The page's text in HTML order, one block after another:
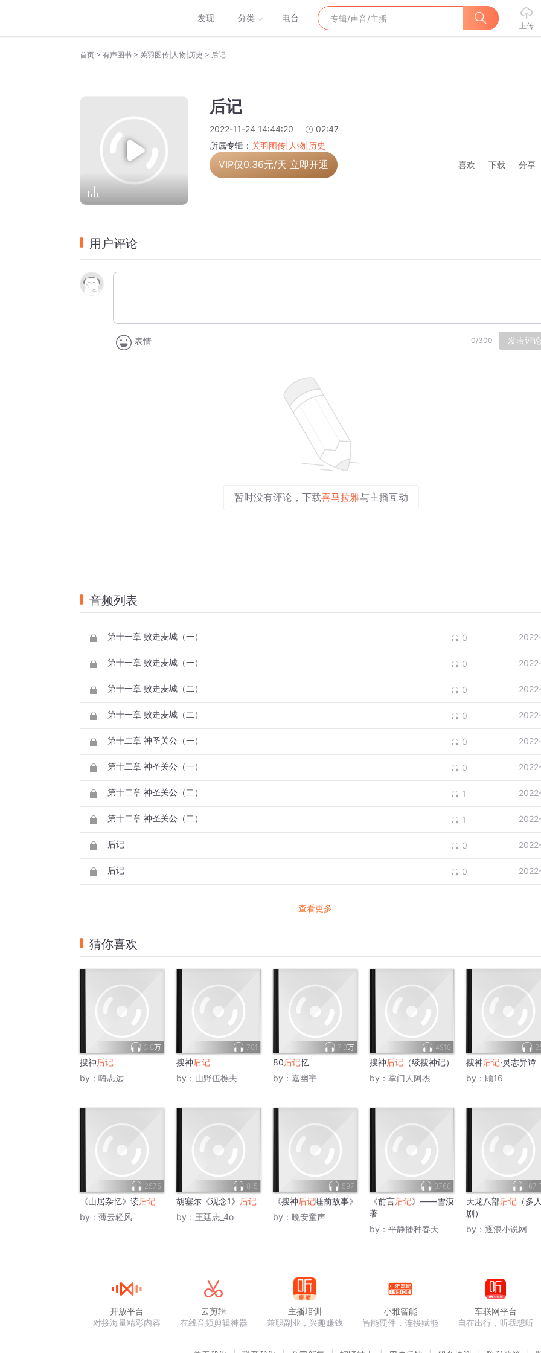
发现 分类 电台
上传
首页 > 有声图书 > 关羽图传|人物|历史 > 后记
后记
2022-11-24 14:44:20
02:47
所属专辑： 关羽图传|人物|历史
VIP仅0.36元/天 立即开通 喜欢 下载 分享
用户评论
表情 0/300 发表评论
暂时没有评论，下载喜马拉雅与主播互动
音频列表
第十一章 败走麦城（一） 0
第十一章 败走麦城（一） 0
第十一章 败走麦城（二） 0
第十一章 败走麦城（二） 0
第十二章 神圣关公（一） 0
第十二章 神圣关公（一） 0
第十二章 神圣关公（二） 1
第十二章 神圣关公（二） 1
后记 0
后记 0
查看更多
猜你喜欢
3.8万
搜神后记
by： 嗨志远
701
搜神后记
by： 山野伍樵夫
7.8万
80后记忆
by： 嘉幽宇
4910
搜神后记 （续搜神记）
by： 掌门人阿杰
搜神后记·灵志异谭
by： 顾16
2575
《山居杂忆》读后记
by： 薄云轻风
815
胡塞尔《观念1》 后记
by： 王廷志_4o
597
《搜神后记睡前故事》
by： 晚安童声
3768
《前言后记》——雪漠
著
by： 平静播种春天
天龙八部后记 （多人
剧）
by： 逐浪小说网
开放平台
对接海量精彩内容
云剪辑
在线音频剪辑神器
主播培训
兼职副业，兴趣赚钱
小雅智能
智能硬件，连接赋能
车联网平台
自在出行，听我想听